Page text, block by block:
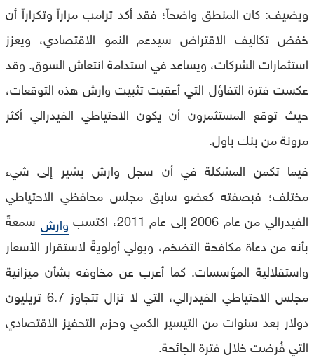
ويضيف: كان المنطق واضحاً؛ فقد أكد ترامب مراراً وتكراراً أن
خفض تكاليف الاقتراض سيدعم النمو الاقتصادي، ويعزز
استثمارات الشركات، ويساعد في استدامة انتعاش السوق. وقد
عكست فترة التفاؤل التي أعقبت تثبيت وارش هذه التوقعات،
حيث توقع المستثمرون أن يكون الاحتياطي الفيدرالي أكثر
مرونة من بنك باول.
فيما تكمن المشكلة في أن سجل وارش يشير إلى شيء
مختلف؛ فبصفته كعضو سابق مجلس محافظي الاحتياطي
الفيدرالي من عام 2006 إلى عام 2011، اكتسب
وارش سمعةً
بأنه من دعاة مكافحة التضخم، ويولي أولويةً لاستقرار الأسعار
واستقلالية المؤسسات. كما أعرب عن مخاوفه بشأن ميزانية
مجلس الاحتياطي الفيدرالي، التي لا تزال تتجاوز 6.7 تريليون
دولار بعد سنوات من التيسير الكمي وحزم التحفيز الاقتصادي
التي فُرضت خلال فترة الجائحة.